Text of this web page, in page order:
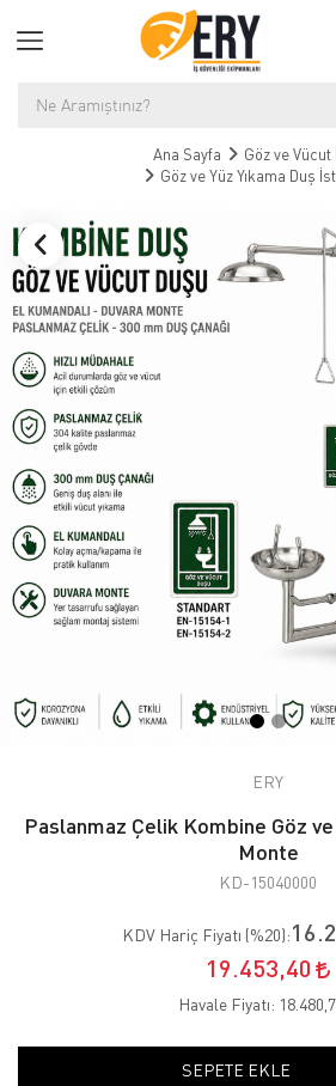
Ana Sayfa
Göz ve Vücut
Göz ve Yüz Yıkama Duş
ERY
Paslanmaz Çelik Kombine Göz
Monte
KD-15040000
KDV Hariç Fiyatı (%20):
19.453,40
Havale Fiyatı:
SEPETE EKLE